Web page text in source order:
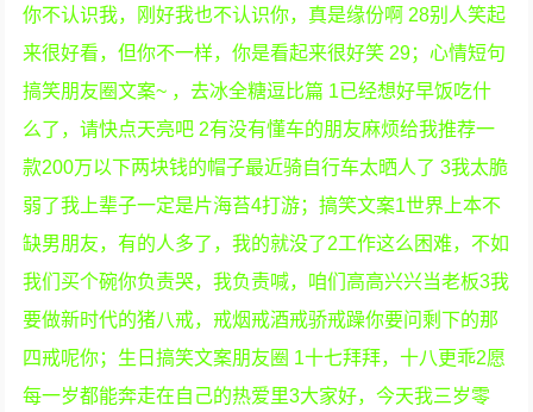
你不认识我，刚好我也不认识你，真是缘份啊 28别人笑起
来很好看，但你不一样，你是看起来很好笑 29；心情短句
搞笑朋友圈文案~ ，去冰全糖逗比篇 1已经想好早饭吃什
么了，请快点天亮吧 2有没有懂车的朋友麻烦给我推荐一
款200万以下两块钱的帽子最近骑自行车太晒人了 3我太脆
弱了我上辈子一定是片海苔4打游；搞笑文案1世界上本不
缺男朋友，有的人多了，我的就没了2工作这么困难，不如
我们买个碗你负责哭，我负责喊，咱们高高兴兴当老板3我
要做新时代的猪八戒，戒烟戒酒戒骄戒躁你要问剩下的那
四戒呢你；生日搞笑文案朋友圈 1十七拜拜，十八更乖2愿
每一岁都能奔走在自己的热爱里3大家好，今天我三岁零